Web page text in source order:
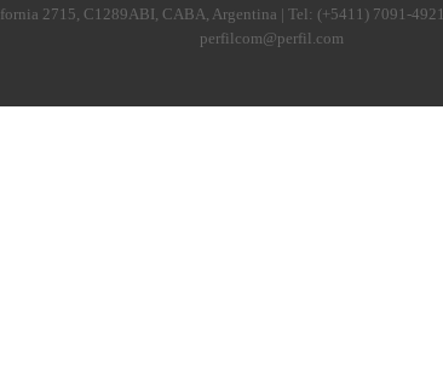
2715, C1289ABI, CABA, Argentina | Tel: (+5411) 7091-4921
perfilcom@perfil.com